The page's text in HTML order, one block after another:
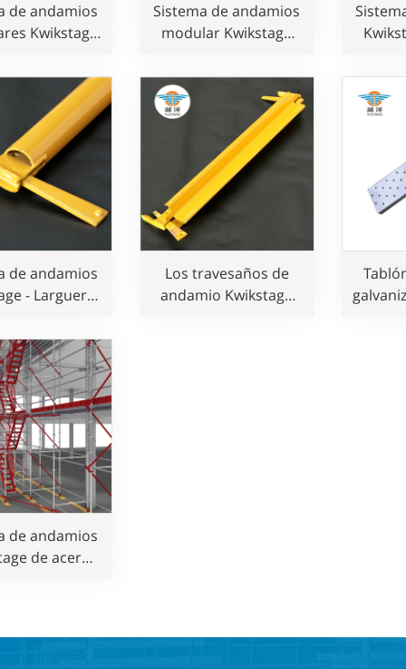
de andamios
Kwikstage
seguro
Sistema de andamios
modular Kwikstage
norma australiana
para obras de
construcción.
de andamios
- Larguero
Los travesaños de
andamio Kwikstage
de andamios
de acero